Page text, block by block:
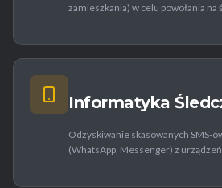
zamieszkania) w celu powołania na
Informatyka
Odzyskiwanie skasowanych SMS-
(WhatsApp, Messenger) z